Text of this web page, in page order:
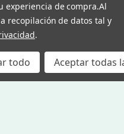
experiencia de compra.Al
recopilación de datos tal y
.
todo Aceptar todas